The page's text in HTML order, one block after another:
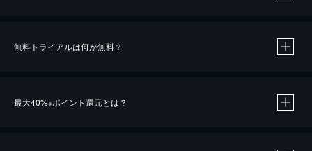
無料トライアルは何が無料？
最大40%※ポイント還元とは？